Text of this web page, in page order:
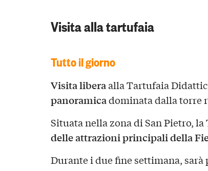
Visita alla tartufaia
Tutto il giorno
Visita liberaalla Tartufaia
panoramicadominata dalla torre
Situata nella zona di San Pietro,
delle attrazioni principali della
Durante i due fine settimana, sarà